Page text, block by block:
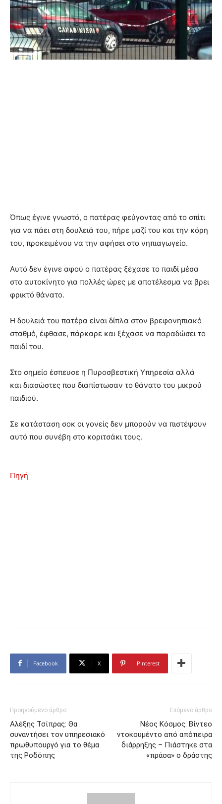
Όπως έγινε γνωστό, ο πατέρας φεύγοντας από το σπίτι
για να πάει στη δουλειά του, πήρε μαζί του και την κόρη
του, προκειμένου να την αφήσει στο νηπιαγωγείο.
Αυτό δεν έγινε αφού ο πατέρας ξέχασε το παιδί μέσα
στο αυτοκίνητο για πολλές ώρες με αποτέλεσμα να βρει
φρικτό θάνατο.
Η δουλειά του πατέρα είναι δίπλα στον βρεφονηπιακό
σταθμό, έφθασε, πάρκαρε και ξέχασε να παραδώσει το
παιδί του.
Στο σημείο έσπευσε η Πυροσβεστική Υπηρεσία αλλά
και διασώστες που διαπίστωσαν το θάνατο του μικρού
παιδιού.
Σε κατάσταση σοκ οι γονείς δεν μπορούν να πιστέψουν
αυτό που συνέβη στο κοριτσάκι τους.
Πηγή
Facebook X Pinterest
Προηγούμενο άρθρο
Αλέξης Τσίπρας: Θα
συναντήσει τον υπηρεσιακό
πρωθυπουργό για το θέμα
της Ροδόπης
Επόμενο άρθρο
Νέος Κόσμος: Βίντεο
ντοκουμέντο από απόπειρα
διάρρηξης – Πιάστηκε στα
«πράσα» ο δράστης